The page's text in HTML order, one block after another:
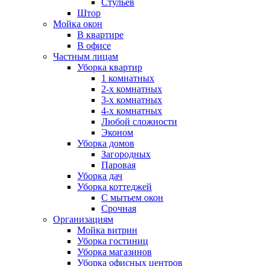
Стульев
Штор
Мойка окон
В квартире
В офисе
Частным лицам
Уборка квартир
1 комнатных
2-х комнатных
3-х комнатных
4-х комнатных
Любой сложности
Эконом
Уборка домов
Загородных
Паровая
Уборка дач
Уборка коттеджей
С мытьем окон
Срочная
Организациям
Мойка витрин
Уборка гостиниц
Уборка магазинов
Уборка офисных центров